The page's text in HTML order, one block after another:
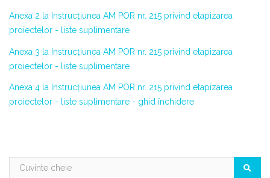
Anexa 2 la Instrucțiunea AM POR nr. 215 privind etapizarea
proiectelor - liste suplimentare
Anexa 3 la Instrucțiunea AM POR nr. 215 privind etapizarea
proiectelor - liste suplimentare
Anexa 4 la Instrucțiunea AM POR nr. 215 privind etapizarea
proiectelor - liste suplimentare - ghid închidere